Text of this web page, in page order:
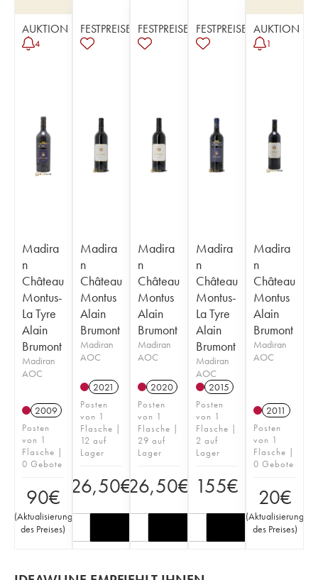
AUKTION
4
Madira
n
Château
Montus-
La Tyre
Alain
Brumont
Madiran
AOC
2009
Posten
von 1
Flasche |
0 Gebote
90€
(Aktualisierung
des Preises)
FESTPREISE
Madira
n
Château
Montus
Alain
Brumont
Madiran
AOC
2021
Posten
von 1
Flasche |
12 auf
Lager
26,50€
FESTPREISE
Madira
n
Château
Montus
Alain
Brumont
Madiran
AOC
2020
Posten
von 1
Flasche |
29 auf
Lager
26,50€
FESTPREISE
Madira
n
Château
Montus-
La Tyre
Alain
Brumont
Madiran
AOC
2015
Posten
von 1
Flasche |
2 auf
Lager
155€
AUKTION
1
Madira
n
Château
Montus
Alain
Brumont
Madiran
AOC
2011
Posten
von 1
Flasche |
0 Gebote
20€
(Aktualisierung
des Preises)